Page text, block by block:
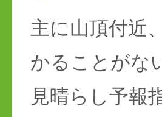
主に山頂付近
かることがな
見晴らし予報